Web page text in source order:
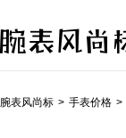
腕表风尚标 手表价格